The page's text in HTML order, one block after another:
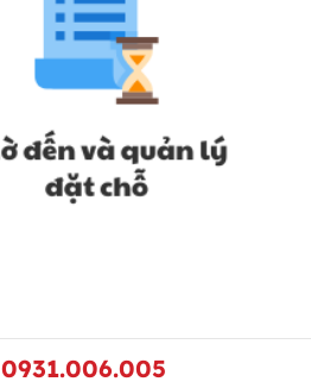
0931.006.005